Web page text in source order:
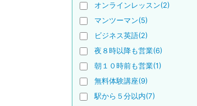
オンラインレッスン(2)
マンツーマン(5)
ビジネス英語(2)
夜８時以降も営業(6)
朝１０時前も営業(1)
無料体験講座(9)
駅から５分以内(7)